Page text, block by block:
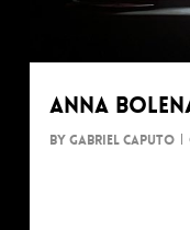
Anna
ByGabriel Caputo